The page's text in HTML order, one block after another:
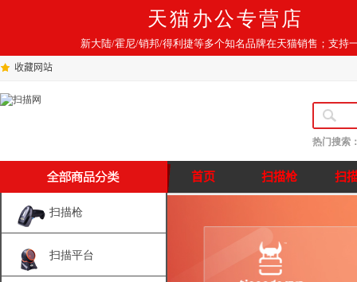
天猫办公专营店
新大陆/霍尼/销邦/得利捷等多个知名品牌在天猫销售；支持
收藏网站
热门搜索
首页 扫描枪 扫
扫描枪
扫描平台